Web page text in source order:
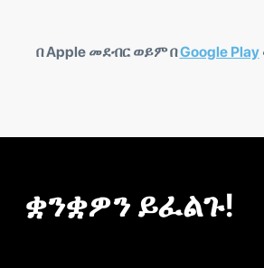
በ Apple መደብር ወይም በGoogle Play
ቋንቋዎን ይፈልጉ!